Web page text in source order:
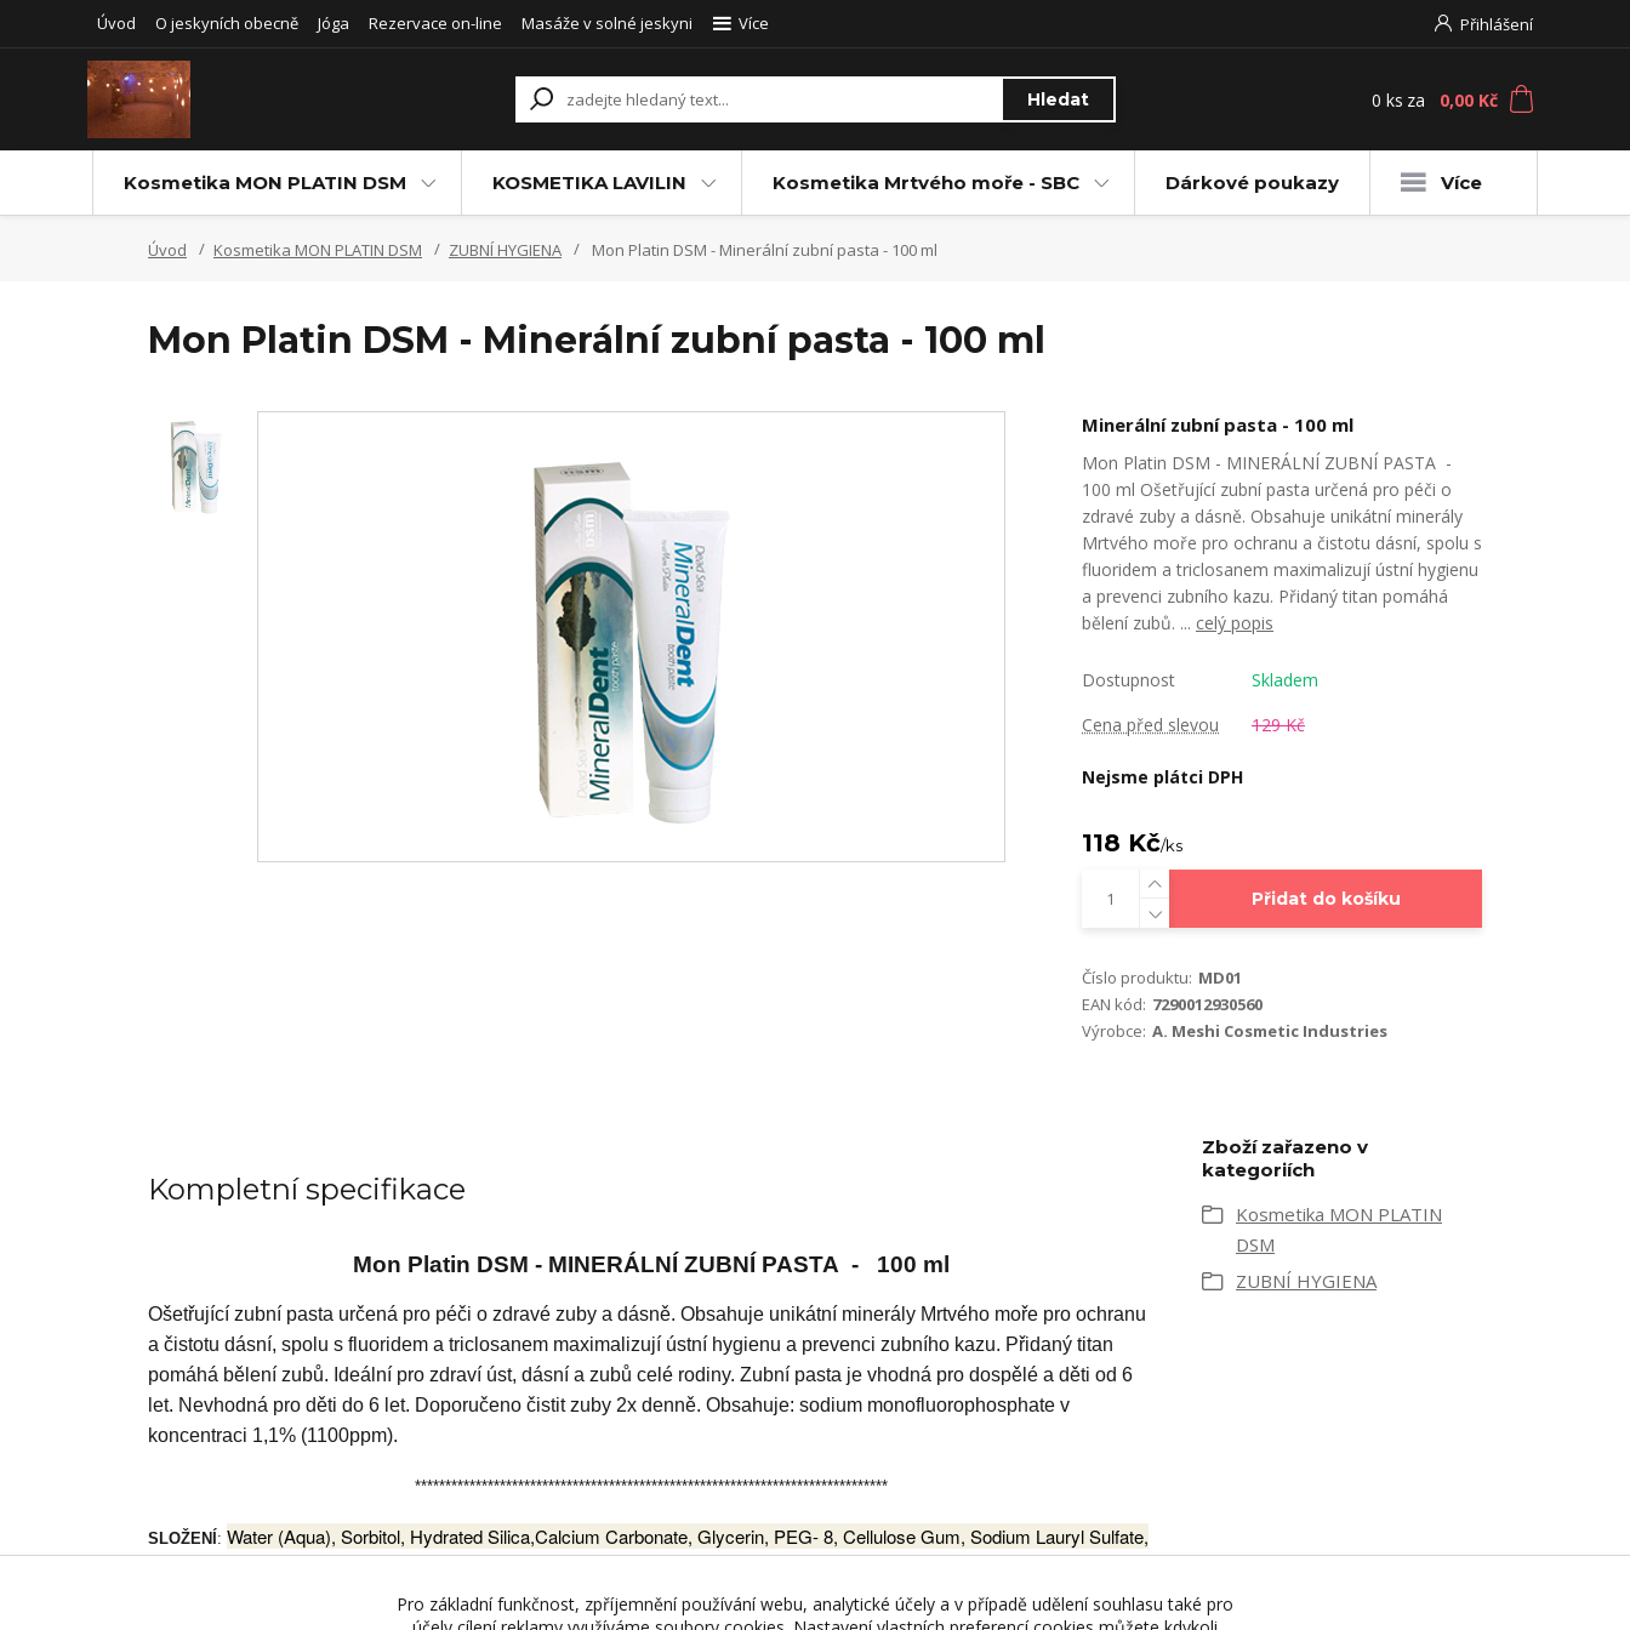
Úvod O jeskyních obecně Jóga Rezervace on-line Masáže v solné jeskyni Více Přihlášení
Hledat 0 ks za 0,00 Kč
Kosmetika MON PLATIN DSM KOSMETIKA LAVILIN Kosmetika Mrtvého moře - SBC Dárkové poukazy Více
Úvod Kosmetika MON PLATIN DSM ZUBNÍ HYGIENA Mon Platin DSM - Minerální zubní pasta - 100 ml
Mon Platin DSM - Minerální zubní pasta - 100 ml
Minerální zubní pasta - 100 ml
Mon Platin DSM - MINERÁLNÍ ZUBNÍ PASTA -
100 ml Ošetřující zubní pasta určená pro péči o
zdravé zuby a dásně. Obsahuje unikátní minerály
Mrtvého moře pro ochranu a čistotu dásní, spolu s
fluoridem a triclosanem maximalizují ústní hygienu
a prevenci zubního kazu. Přidaný titan pomáhá
bělení zubů. ... celý popis
Dostupnost
Skladem
Cena před slevou
129 Kč
Nejsme plátci DPH
118 Kč/ks
Přidat do košíku
Číslo produktu: MD01
EAN kód: 7290012930560
Výrobce: A. Meshi Cosmetic Industries
Kompletní specifikace
Mon Platin DSM - MINERÁLNÍ ZUBNÍ PASTA - 100 ml
Ošetřující zubní pasta určená pro péči o zdravé zuby a dásně. Obsahuje unikátní minerály Mrtvého moře pro ochranu
a čistotu dásní, spolu s fluoridem a triclosanem maximalizují ústní hygienu a prevenci zubního kazu. Přidaný titan
pomáhá bělení zubů. Ideální pro zdraví úst, dásní a zubů celé rodiny. Zubní pasta je vhodná pro dospělé a děti od 6
let. Nevhodná pro děti do 6 let. Doporučeno čistit zuby 2x denně. Obsahuje: sodium monofluorophosphate v
koncentraci 1,1% (1100ppm).
******************************************************************************
SLOŽENÍ : Water (Aqua), Sorbitol, Hydrated Silica,Calcium Carbonate, Glycerin, PEG- 8, Cellulose Gum, Sodium Lauryl Sulfate,
Peppermint (Mentha Piperta Extract), Sodium, Benzoate, Tea Tree (Malaleuca Alternifolia Oil), Triclosan, Methylparaben
Zboží zařazeno v
kategoriích
Kosmetika MON PLATIN
DSM
ZUBNÍ HYGIENA
Pro základní funkčnost, zpříjemnění používání webu, analytické účely a v případě udělení souhlasu také pro